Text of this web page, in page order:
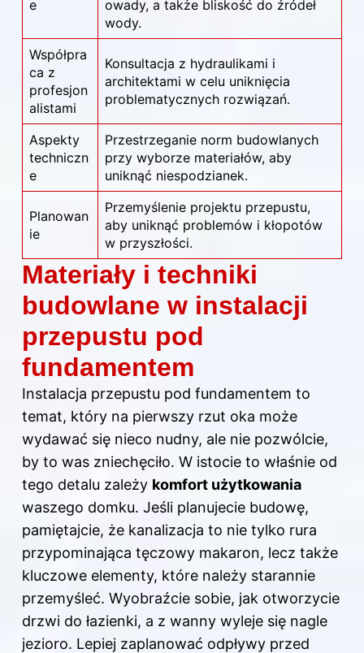
e
owady, a także bliskość do źródeł
wody.
Współpra
ca z
profesjon
alistami
Konsultacja z hydraulikami i
architektami w celu uniknięcia
problematycznych rozwiązań.
Aspekty
techniczn
e
Przestrzeganie norm budowlanych
przy wyborze materiałów, aby
uniknąć niespodzianek.
Planowan
ie
Przemyślenie projektu przepustu,
aby uniknąć problemów i kłopotów
w przyszłości.
Materiały i techniki
budowlane w instalacji
przepustu pod
fundamentem
Instalacja przepustu pod fundamentem to
temat, który na pierwszy rzut oka może
wydawać się nieco nudny, ale nie pozwólcie,
by to was zniechęciło. W istocie to właśnie od
tego detalu zależy komfort użytkowania
waszego domku. Jeśli planujecie budowę,
pamiętajcie, że kanalizacja to nie tylko rura
przypominająca tęczowy makaron, lecz także
kluczowe elementy, które należy starannie
przemyśleć. Wyobraźcie sobie, jak otworzycie
drzwi do łazienki, a z wanny wyleje się nagle
jezioro. Lepiej zaplanować odpływy przed